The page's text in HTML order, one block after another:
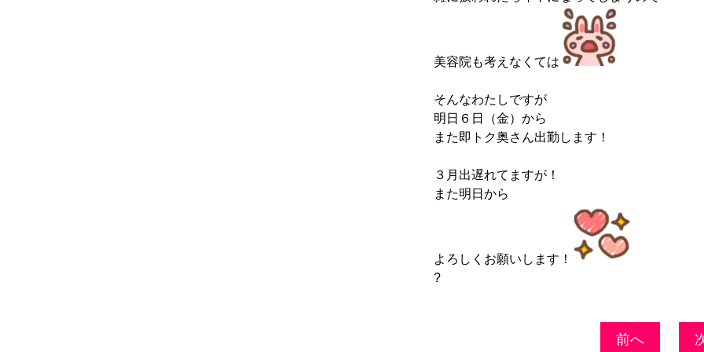
美容院も考えなくては
そんなわたしですが
明日６日（金）から
また即トク奥さん出勤します！
３月出遅れてますが！
また明日から
よろしくお願いします！
?
前へ